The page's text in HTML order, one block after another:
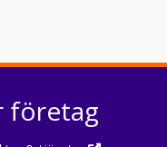
företag